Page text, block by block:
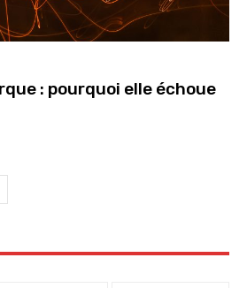
: pourquoi elle échoue